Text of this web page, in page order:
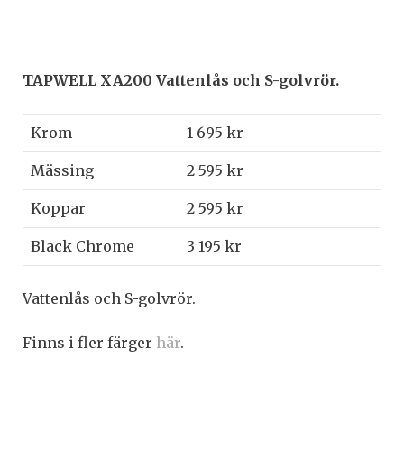
TAPWELL XA200 Vattenlås och S-golvrör.
Krom 1 695 kr
Mässing 2 595 kr
Koppar 2 595 kr
Black Chrome 3 195 kr
Vattenlås och S-golvrör.
Finns i fler färger här.